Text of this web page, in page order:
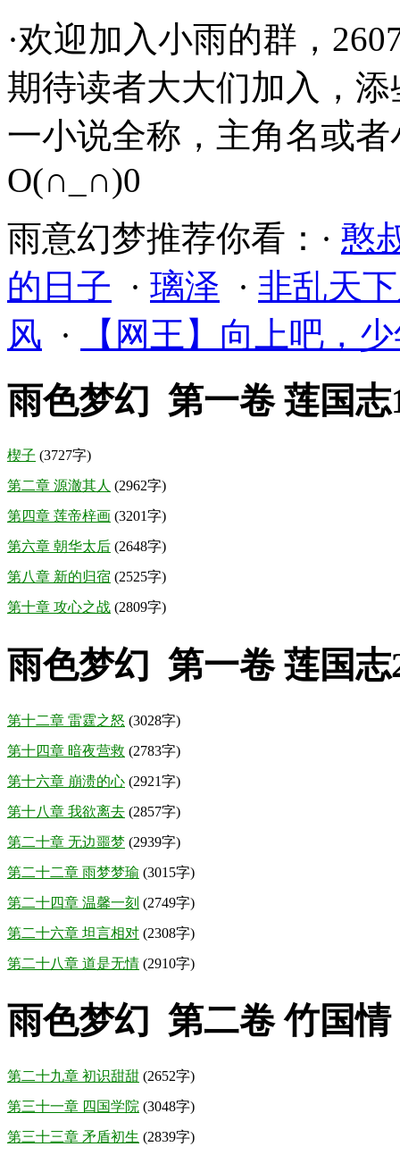
·欢迎加入小雨的群，
期待读者大大们加入，
一小说全称，主角名或
O(∩_∩)0
雨意幻梦推荐你看：· 憨
的日子 · 璃泽 · 非乱天
风 · 【网王】向上吧，
雨色梦幻 第一卷 莲国志
楔子 (3727字)
第二章 源澈其人 (2962字)
第四章 莲帝梓画 (3201字)
第六章 朝华太后 (2648字)
第八章 新的归宿 (2525字)
第十章 攻心之战 (2809字)
雨色梦幻 第一卷 莲国志
第十二章 雷霆之怒 (3028字)
第十四章 暗夜营救 (2783字)
第十六章 崩溃的心 (2921字)
第十八章 我欲离去 (2857字)
第二十章 无边噩梦 (2939字)
第二十二章 雨梦梦瑜 (3015字)
第二十四章 温馨一刻 (2749字)
第二十六章 坦言相对 (2308字)
第二十八章 道是无情 (2910字)
雨色梦幻 第二卷 竹国情
第二十九章 初识甜甜 (2652字)
第三十一章 四国学院 (3048字)
第三十三章 矛盾初生 (2839字)